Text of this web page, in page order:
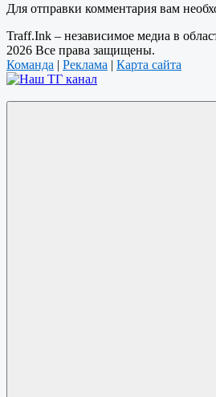
Для отправки комментария вам
Traff.Ink – независимое медиа в
2026 Все права защищены.
Команда | Реклама | Карта сайта